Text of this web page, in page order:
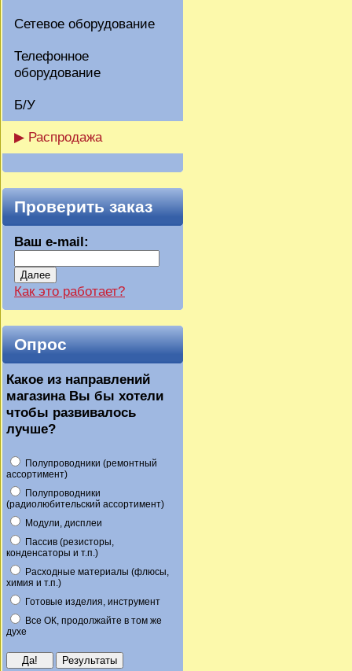
Сетевое оборудование
Телефонное
оборудование
Б/У
▶ Распродажа
Проверить заказ
Ваш e-mail:
Далее
Как это работает?
Опрос
Какое из направлений
магазина Вы бы хотели
чтобы развивалось
лучше?
Полупроводники (ремонтный
ассортимент)
Полупроводники
(радиолюбительский ассортимент)
Модули, дисплеи
Пассив (резисторы,
конденсаторы и т.п.)
Расходные материалы (флюсы,
химия и т.п.)
Готовые изделия, инструмент
Все ОК, продолжайте в том же
духе